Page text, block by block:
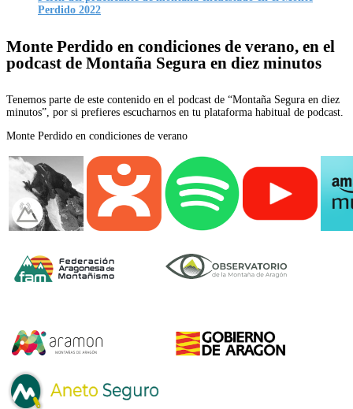
Perdido 2022
Monte Perdido en condiciones de verano, en el
podcast de Montaña Segura en diez minutos
Tenemos parte de este contenido en el podcast de “Montaña Segura en diez
minutos”, por si prefieres escucharnos en tu plataforma habitual de podcast.
Monte Perdido en condiciones de verano